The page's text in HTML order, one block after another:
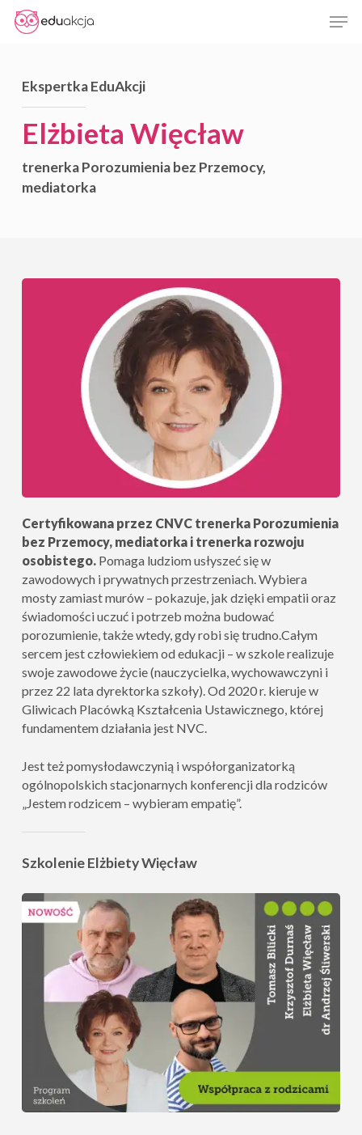
Skip
Ekspertka EduAkcji
Elżbieta Więcław
trenerka Porozumienia bez Przemocy,
mediatorka
Certyfikowana przez CNVC trenerka Porozumienia
bez Przemocy, mediatorka i trenerka rozwoju
osobistego. Pomaga ludziom usłyszeć się w
zawodowych i prywatnych przestrzeniach. Wybiera
mosty zamiast murów – pokazuje, jak dzięki empatii oraz
świadomości uczuć i potrzeb można budować
porozumienie, także wtedy, gdy robi się trudno.Całym
sercem jest człowiekiem od edukacji – w szkole realizuje
swoje zawodowe życie (nauczycielka, wychowawczyni i
przez 22 lata dyrektorka szkoły). Od 2020 r. kieruje w
Gliwicach Placówką Kształcenia Ustawicznego, której
fundamentem działania jest NVC.
Jest też pomysłodawczynią i współorganizatorką
ogólnopolskich stacjonarnych konferencji dla rodziców
„Jestem rodzicem – wybieram empatię”.
Szkolenie Elżbiety Więcław